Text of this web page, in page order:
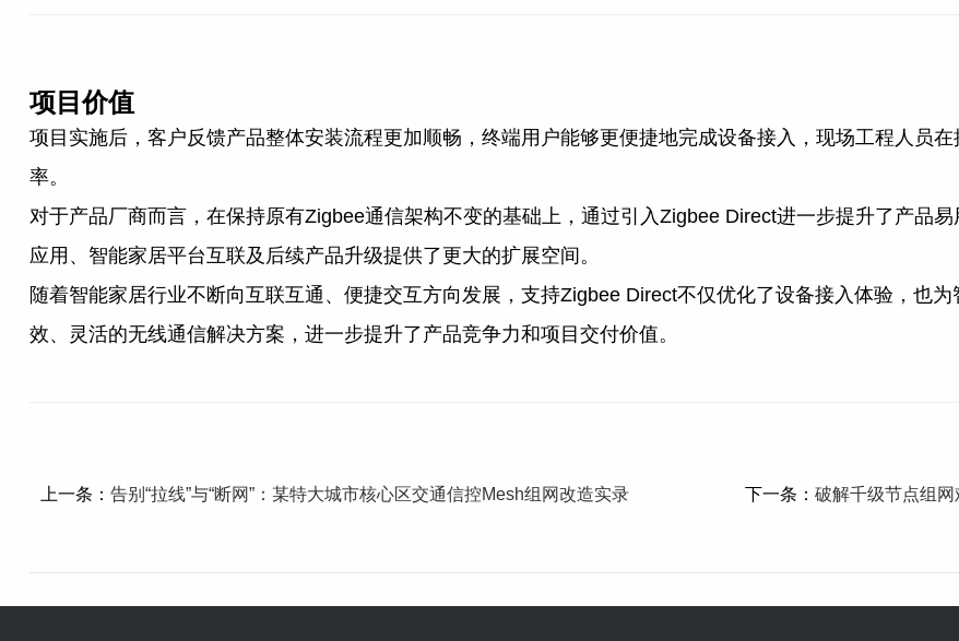
项目价值
项目实施后，客户反馈产品整体安装流程更加顺畅，终端用户能够更便捷地完成设备接入，现场工程人员
率。
对于产品厂商而言，在保持原有Zigbee通信架构不变的基础上，通过引入Zigbee Direct进一步提升了产品
应用、智能家居平台互联及后续产品升级提供了更大的扩展空间。
随着智能家居行业不断向互联互通、便捷交互方向发展，支持Zigbee Direct不仅优化了设备接入体验，也
效、灵活的无线通信解决方案，进一步提升了产品竞争力和项目交付价值。
上一条： 告别“拉线”与“断网”：某特大城市核心区交通信控Mesh组网改造实录 下一条： 破解千级节点组网难